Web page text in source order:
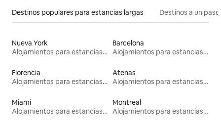
Destinos populares para estancias largas Destinos a un
Nueva York
Alojamientos para estancias largas
Barcelona
Alojamientos para estancias largas
Florencia
Alojamientos para estancias largas
Atenas
Alojamientos para estancias largas
Miami
Alojamientos para estancias largas
Montreal
Alojamientos para estancias largas